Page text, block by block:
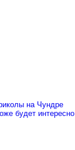
на Чундре
будет интересно